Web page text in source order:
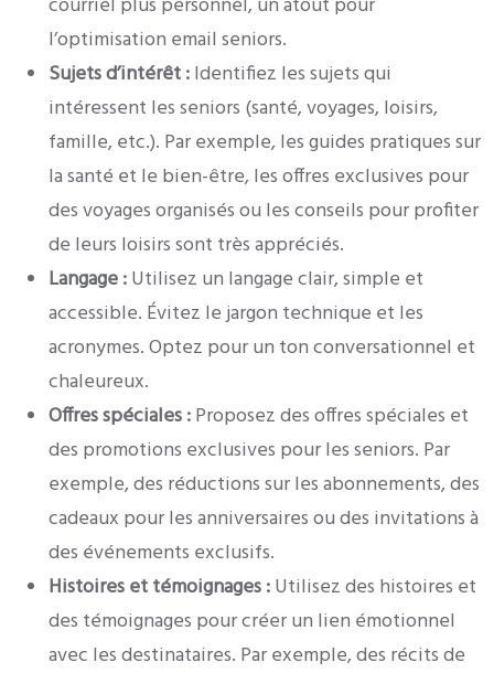
l’optimisation email seniors.
Sujets d’intérêt :Identifiez les sujets qui
intéressent les seniors (santé, voyages, loisirs,
famille, etc.). Par exemple, les guides pratiques sur
la santé et le bien-être, les offres exclusives pour
des voyages organisés ou les conseils pour profiter
de leurs loisirs sont très appréciés.
Langage :Utilisez un langage clair, simple et
accessible. Évitez le jargon technique et les
acronymes. Optez pour un ton conversationnel et
chaleureux.
Offres spéciales :Proposez des offres spéciales et
des promotions exclusives pour les seniors. Par
exemple, des réductions sur les abonnements, des
cadeaux pour les anniversaires ou des invitations à
des événements exclusifs.
Histoires et témoignages :Utilisez des histoires et
des témoignages pour créer un lien émotionnel
avec les destinataires. Par exemple, des récits de